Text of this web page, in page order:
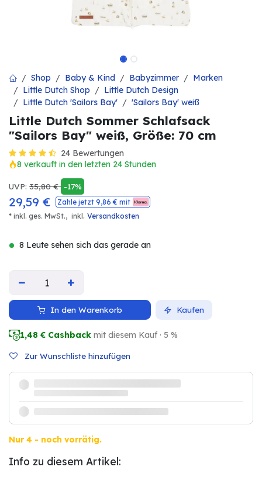
Shop Baby & Kind Babyzimmer
Marken
Little Dutch Shop
Little Dutch Design
Little Dutch 'Sailors Bay'
'Sailors Bay' weiß
Little Dutch Sommer Schlafsack
"Sailors Bay" weiß, Größe: 70 cm
24 Bewertungen
8 verkauft in den letzten 24 Stunden
UVP: 35,80€ -17%
29,59 € Zahle jetzt 9,86 € mit
* inkl. ges. MwSt., inkl . Versandkosten
8 Leute sehen sich das gerade an
In den Warenkorb Kaufen
1,48 € Cashback mit diesem Kauf · 5 %
Zur Wunschliste hinzufügen
Nur 4 - noch vorrätig.
Info zu diesem Artikel: